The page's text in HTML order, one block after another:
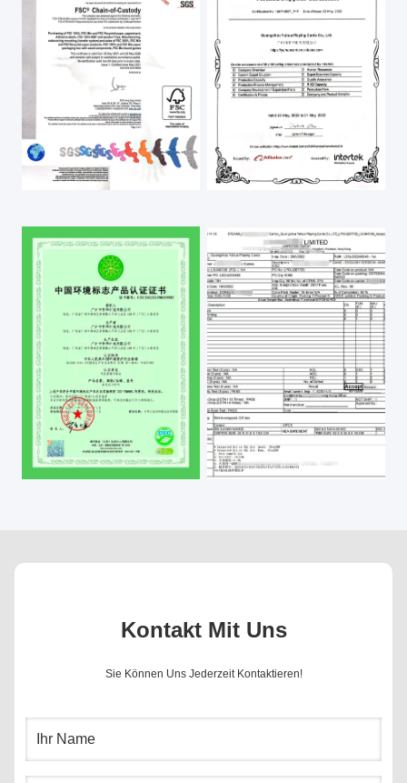
Kontakt Mit Uns
Sie Können Uns Jederzeit Kontaktieren!